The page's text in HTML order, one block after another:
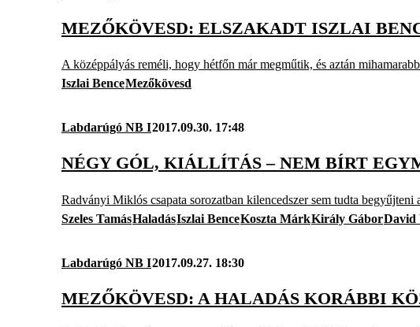
MEZŐKÖVESD: ELSZAKADT ISZLAI
A középpályás reméli, hogy hétfőn már megműtik, és aztán
Iszlai BenceMezőkövesd
Labdarúgó NB I2017.09.30. 17:48
NÉGY GÓL, KIÁLLÍTÁS – NEM BÍRT
Radványi Miklós csapata sorozatban kilencedszer sem tudta begyűjteni
Szeles TamásHaladásIszlai BenceKoszta MárkKirály GáborDavid
Labdarúgó NB I2017.09.27. 18:30
MEZŐKÖVESD: A HALADÁS KORÁBBI